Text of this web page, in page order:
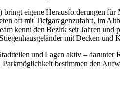
eigene Herausforderungen
oft mit Tiefgaragenzufahrt, im
kennt den Bezirk seit Jahren
mit Decken und
und Lagen aktiv – darunter
bestimmen den